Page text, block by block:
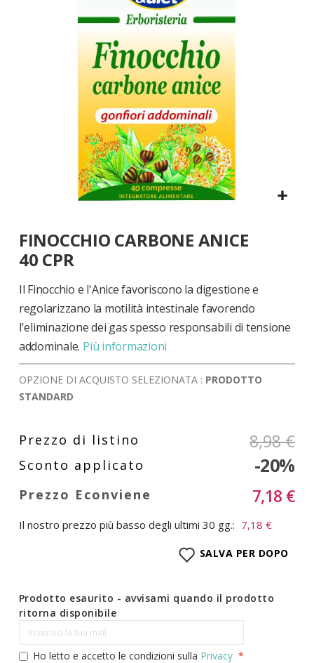
all'inizio
della
galleria
di
immagini
FINOCCHIO CARBONE ANICE
40 CPR
Il Finocchio e l'Anice favoriscono la digestione e
regolarizzano la motilità intestinale favorendo
l'eliminazione dei gas spesso responsabili di tensione
addominale. Più informazioni
OPZIONE DI ACQUISTO SELEZIONATA : PRODOTTO
STANDARD
8,98 €
-20%
7,18 €
Il nostro prezzo più basso degli ultimi 30 gg.: 7,18 €
SALVA PER DOPO
Prodotto esaurito - avvisami quando il prodotto
ritorna disponibile
Ho letto e accetto le condizioni sulla Privacy